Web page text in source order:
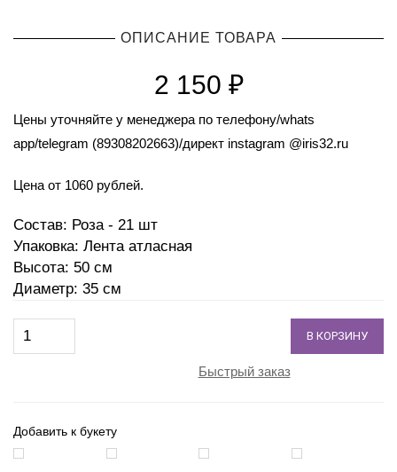
ОПИСАНИЕ ТОВАРА
2 150 ₽
Цены уточняйте у менеджера по телефону/whats
app/telegram (89308202663)/директ instagram @iris32.ru
Цена от 1060 рублей.
Состав: Роза - 21 шт
Упаковка: Лента атласная
Высота: 50 см
Диаметр: 35 см
В КОРЗИНУ
Быстрый заказ
Добавить к букету